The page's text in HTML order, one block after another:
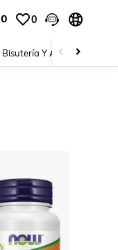
0 0
Bisutería Y Accesorios